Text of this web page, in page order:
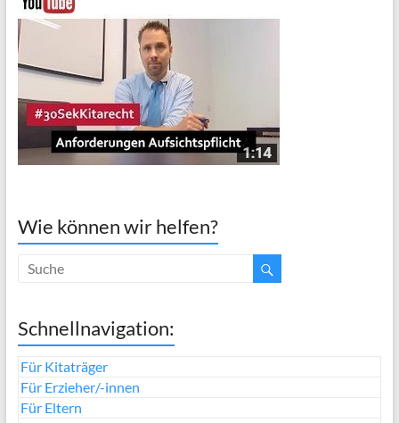
Wie können wir helfen?
Schnellnavigation:
Für Kitaträger
Für Erzieher/-innen
Für Eltern